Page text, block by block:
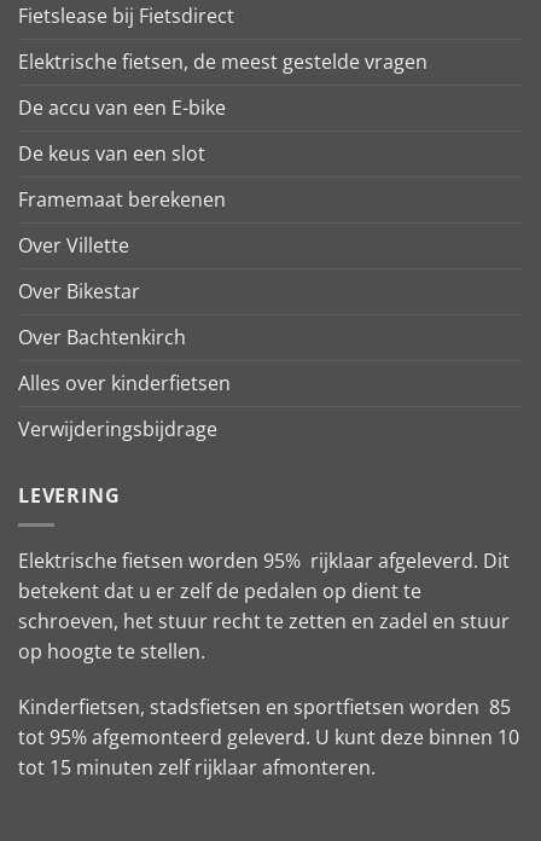
Fietslease bij Fietsdirect
Elektrische fietsen, de meest gestelde vragen
De accu van een E-bike
De keus van een slot
Framemaat berekenen
Over Villette
Over Bikestar
Over Bachtenkirch
Alles over kinderfietsen
Verwijderingsbijdrage
LEVERING
Elektrische fietsen worden 95% rijklaar afgeleverd. Dit
betekent dat u er zelf de pedalen op dient te
schroeven, het stuur recht te zetten en zadel en stuur
op hoogte te stellen.
Kinderfietsen, stadsfietsen en sportfietsen worden 85
tot 95% afgemonteerd geleverd. U kunt deze binnen 10
tot 15 minuten zelf rijklaar afmonteren.